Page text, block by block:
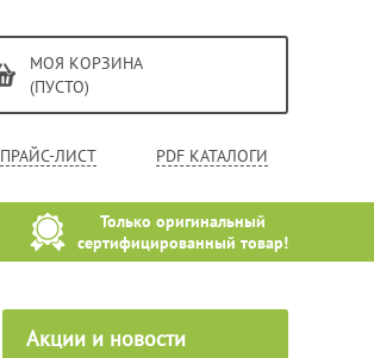
МОЯ КОРЗИНА
(ПУСТО)
ПРАЙС-ЛИСТ PDF КАТАЛОГИ
Только оригинальный
сертифицированный товар!
Акции и новости